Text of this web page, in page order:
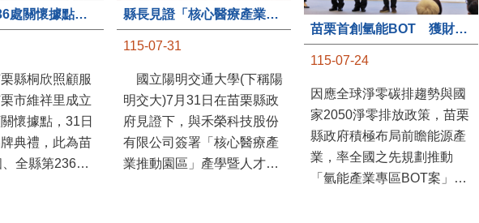
苗栗縣第236處關懷據點在苗栗市維祥里揭牌
縣桐欣照顧服
市維祥里成立
懷據點，31日
典禮，此為苗
全縣第236處
縣長見證「核心醫療產業推動園區」產學合作簽約儀式
115-07-31
國立陽明交通大學(下稱陽
明交大)7月31日在苗栗縣政
府見證下，與禾榮科技股份
有限公司簽署「核心醫療產
業推動園區」產學暨人才培
苗栗首創氫能BOT 獲財政部「突破之翼」肯定
115-07-24
因應全球淨零碳排趨勢與國
家2050淨零排放政策，苗栗
縣政府積極布局前瞻能源產
業，率全國之先規劃推動
「氫能產業專區BOT案」，